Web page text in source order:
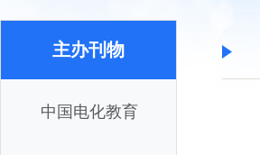
主办刊物
中国电化教育